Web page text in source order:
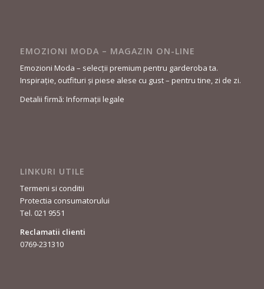
EMOZIONI MODA – MAGAZIN ON-LINE
Emozioni Moda – selecții premium pentru garderoba ta.
Inspirație, outfituri și piese alese cu gust – pentru tine, zi de zi.
Detalii firmă: Informații legale
LINKURI UTILE
Termeni si conditii
Protectia consumatorului
Tel. 021 9551
Reclamatii clienti
0769-231310